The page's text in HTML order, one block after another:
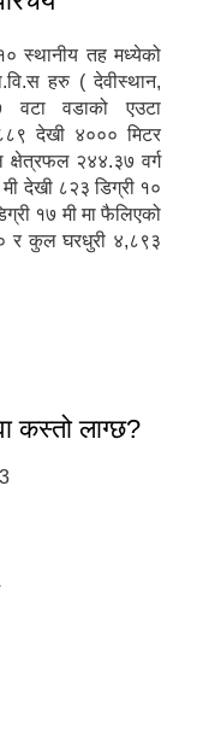
स्थानीय तह मध्येको
हरु ( देवीस्थान,
वटा वडाको एउटा
देखी ४००० मिटर
क्षेत्रफल २४४.३७ वर्ग
देखी ८२‍३ डिग्री १०
१७ मी मा फैलिएको
र कुल घरधुरी ४,८९३
कस्तो लाग्छ?